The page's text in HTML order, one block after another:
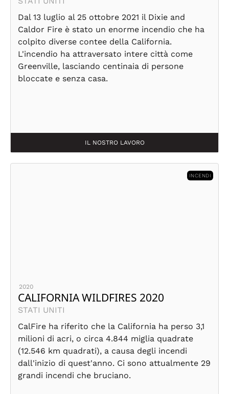
Dal 13 luglio al 25 ottobre 2021 il Dixie and
Caldor Fire è stato un enorme incendio che ha
colpito diverse contee della California.
L'incendio ha attraversato intere città come
Greenville, lasciando centinaia di persone
bloccate e senza casa.
IL NOSTRO LAVORO
INCENDI
2020
CALIFORNIA WILDFIRES 2020
STATI UNITI
CalFire ha riferito che la California ha perso 3,1
milioni di acri, o circa 4.844 miglia quadrate
(12.546 km quadrati), a causa degli incendi
dall'inizio di quest'anno. Ci sono attualmente 29
grandi incendi che bruciano.